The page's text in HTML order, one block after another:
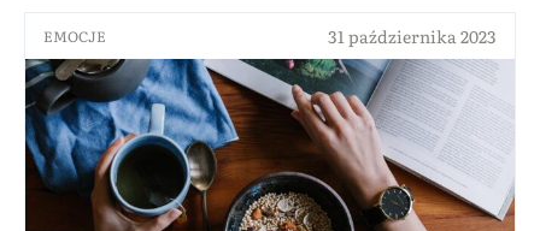
EMOCJE 31 października 2023